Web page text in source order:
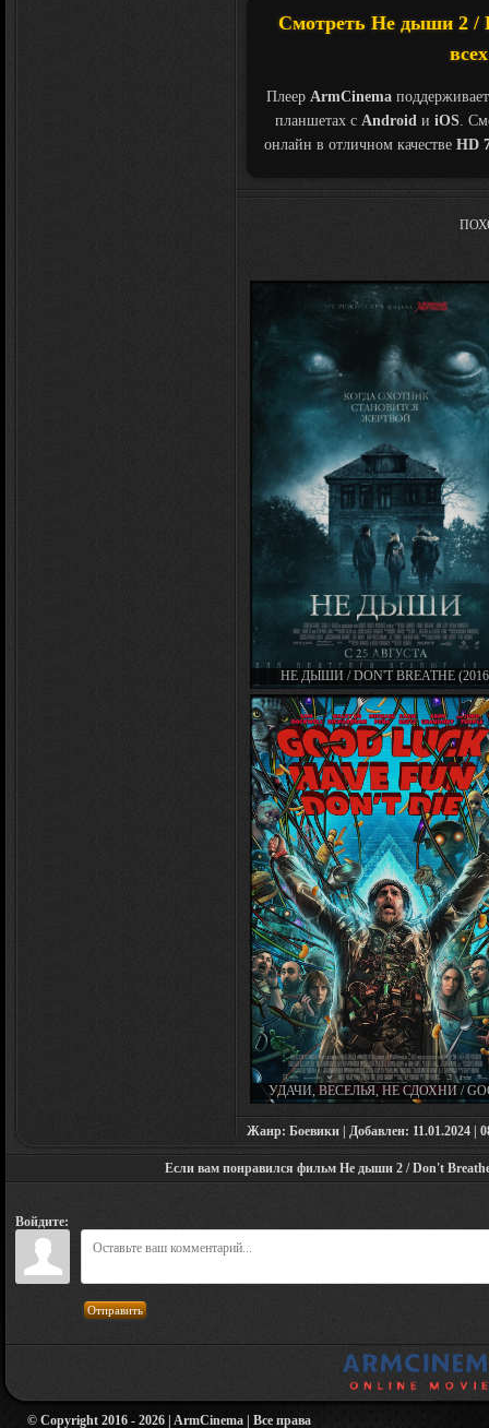
Смотреть Не дыши 2 /
Плеер ArmCinema
планшетах с Androidи iOS.
онлайн в отличном качестве HD
НЕ ДЫШИ / DON'T BREATHE
УДАЧИ, ВЕСЕЛЬЯ, НЕ СДОХНИ /
LUCK, HAVE FUN, DON'T DIE
Жанр: Боевики | Добавлен: 11.01.2024 |
Если вам понравился фильм Не дыши 2 / Don't Breathe
Войдите:
Отправить
© Copyright 2016 - 2026 | ArmCinema | Все права